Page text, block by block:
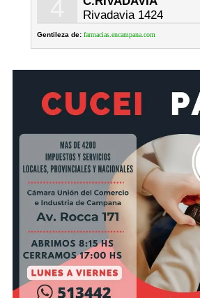
Rivadavia 1424
Gentileza de: farmacias.encampana.com